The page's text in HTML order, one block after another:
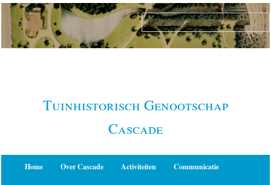
Spring
naar
primaire
Tuinhistorisch Genootschap
Cascade
Home Over Cascade Activiteiten Communicatie